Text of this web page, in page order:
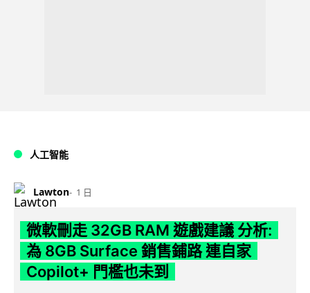
人工智能
Lawton 1 日
微軟刪走 32GB RAM 遊戲建議 分析:
為 8GB Surface 銷售鋪路 連自家
Copilot+ 門檻也未到